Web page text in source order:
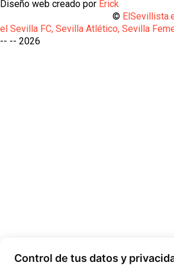
Diseño web creado por Erick
©
el Sevilla FC, Sevilla Atlético, Sevilla
-- --
Control de tus datos y
2026